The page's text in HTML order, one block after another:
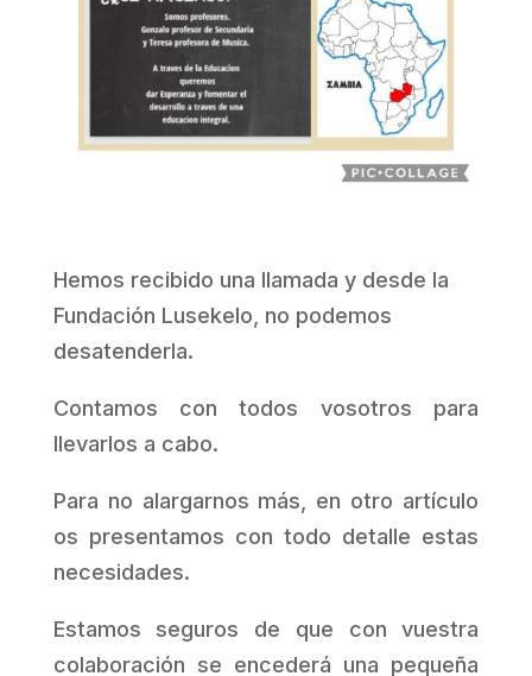
Hemos recibido una llamada y desde la
Fundación Lusekelo, no podemos
desatenderla.
Contamos con todos vosotros para
llevarlos a cabo.
Para no alargarnos más, en otro artículo
os presentamos con todo detalle estas
necesidades.
Estamos seguros de que con vuestra
colaboración se encederá una pequeña